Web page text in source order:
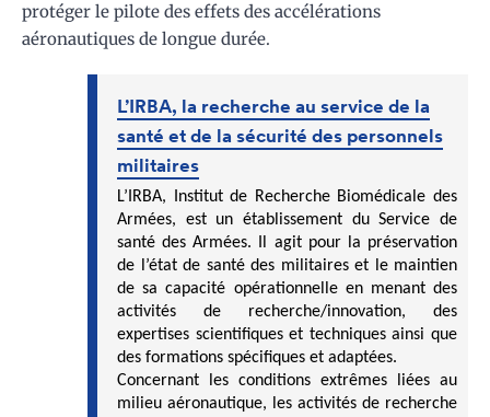
protéger le pilote des effets des accélérations
aéronautiques de longue durée.
L’IRBA, la recherche au service de la
santé et de la sécurité des personnels
militaires
L’IRBA, Institut de Recherche Biomédicale des
Armées, est un établissement du Service de
santé des Armées. Il agit pour la préservation
de l’état de santé des militaires et le maintien
de sa capacité opérationnelle en menant des
activités de recherche/innovation, des
expertises scientifiques et techniques ainsi que
des formations spécifiques et adaptées.
Concernant les conditions extrêmes liées au
milieu aéronautique, les activités de recherche